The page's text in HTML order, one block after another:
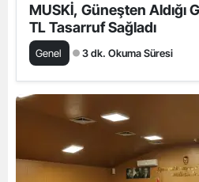
MUSKİ, Güneşten Aldığı
TL Tasarruf Sağladı
Genel 3 dk. Okuma Süresi